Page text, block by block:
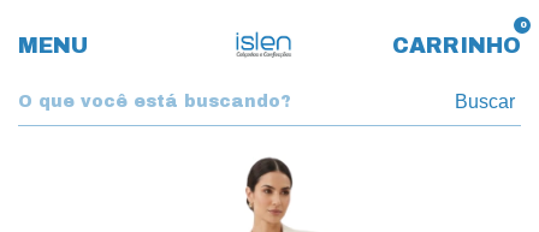
MENU CARRINHO
0
Buscar